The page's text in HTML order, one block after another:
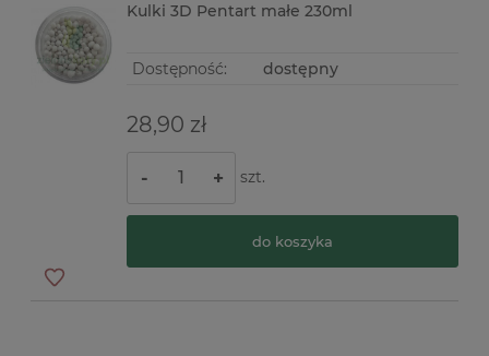
Kulki 3D Pentart małe 230ml
Dostępność: dostępny
28,90 zł
- + szt.
do koszyka